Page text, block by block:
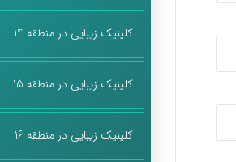
کلینیک زیبایی در منطقه 14
کلینیک زیبایی در منطقه 15
کلینیک زیبایی در منطقه 16